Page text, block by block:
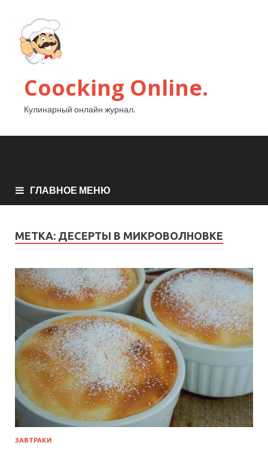
Coocking Online.
Кулинарный онлайн журнал.
ГЛАВНОЕ МЕНЮ
МЕТКА: ДЕСЕРТЫ В МИКРОВОЛНОВКЕ
ЗАВТРАКИ